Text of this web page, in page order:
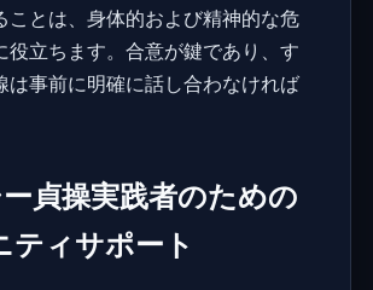
ことは、身体的および精神的な危
役立ちます。合意が鍵であり、す
は事前に明確に話し合わなければ
貞操実践者のための
ティサポート